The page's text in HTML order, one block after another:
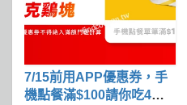
7/15前用APP優惠券，手
機點餐滿$100請你吃4塊